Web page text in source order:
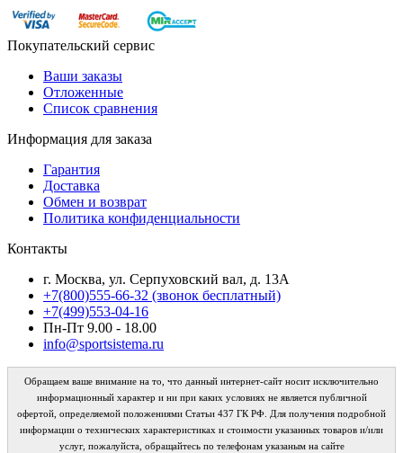
Покупательский сервис
Ваши заказы
Отложенные
Список сравнения
Информация для заказа
Гарантия
Доставка
Обмен и возврат
Политика конфиденциальности
Контакты
г. Москва, ул. Серпуховский вал, д. 13А
+7(800)555-66-32 (звонок бесплатный)
+7(499)553-04-16
Пн-Пт 9.00 - 18.00
info@sportsistema.ru
Обращаем ваше внимание на то, что данный интернет-сайт носит исключительно
информационный характер и ни при каких условиях не является публичной
офертой, определяемой положениями Статьи 437 ГК РФ. Для получения подробной
информации о технических характеристиках и стоимости указанных товаров и/или
услуг, пожалуйста, обращайтесь по телефонам указаным на сайте